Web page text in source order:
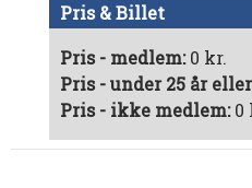
Pris & Billet
Pris - medlem:0 kr.
Pris - under 25 år
Pris - ikke medlem:0